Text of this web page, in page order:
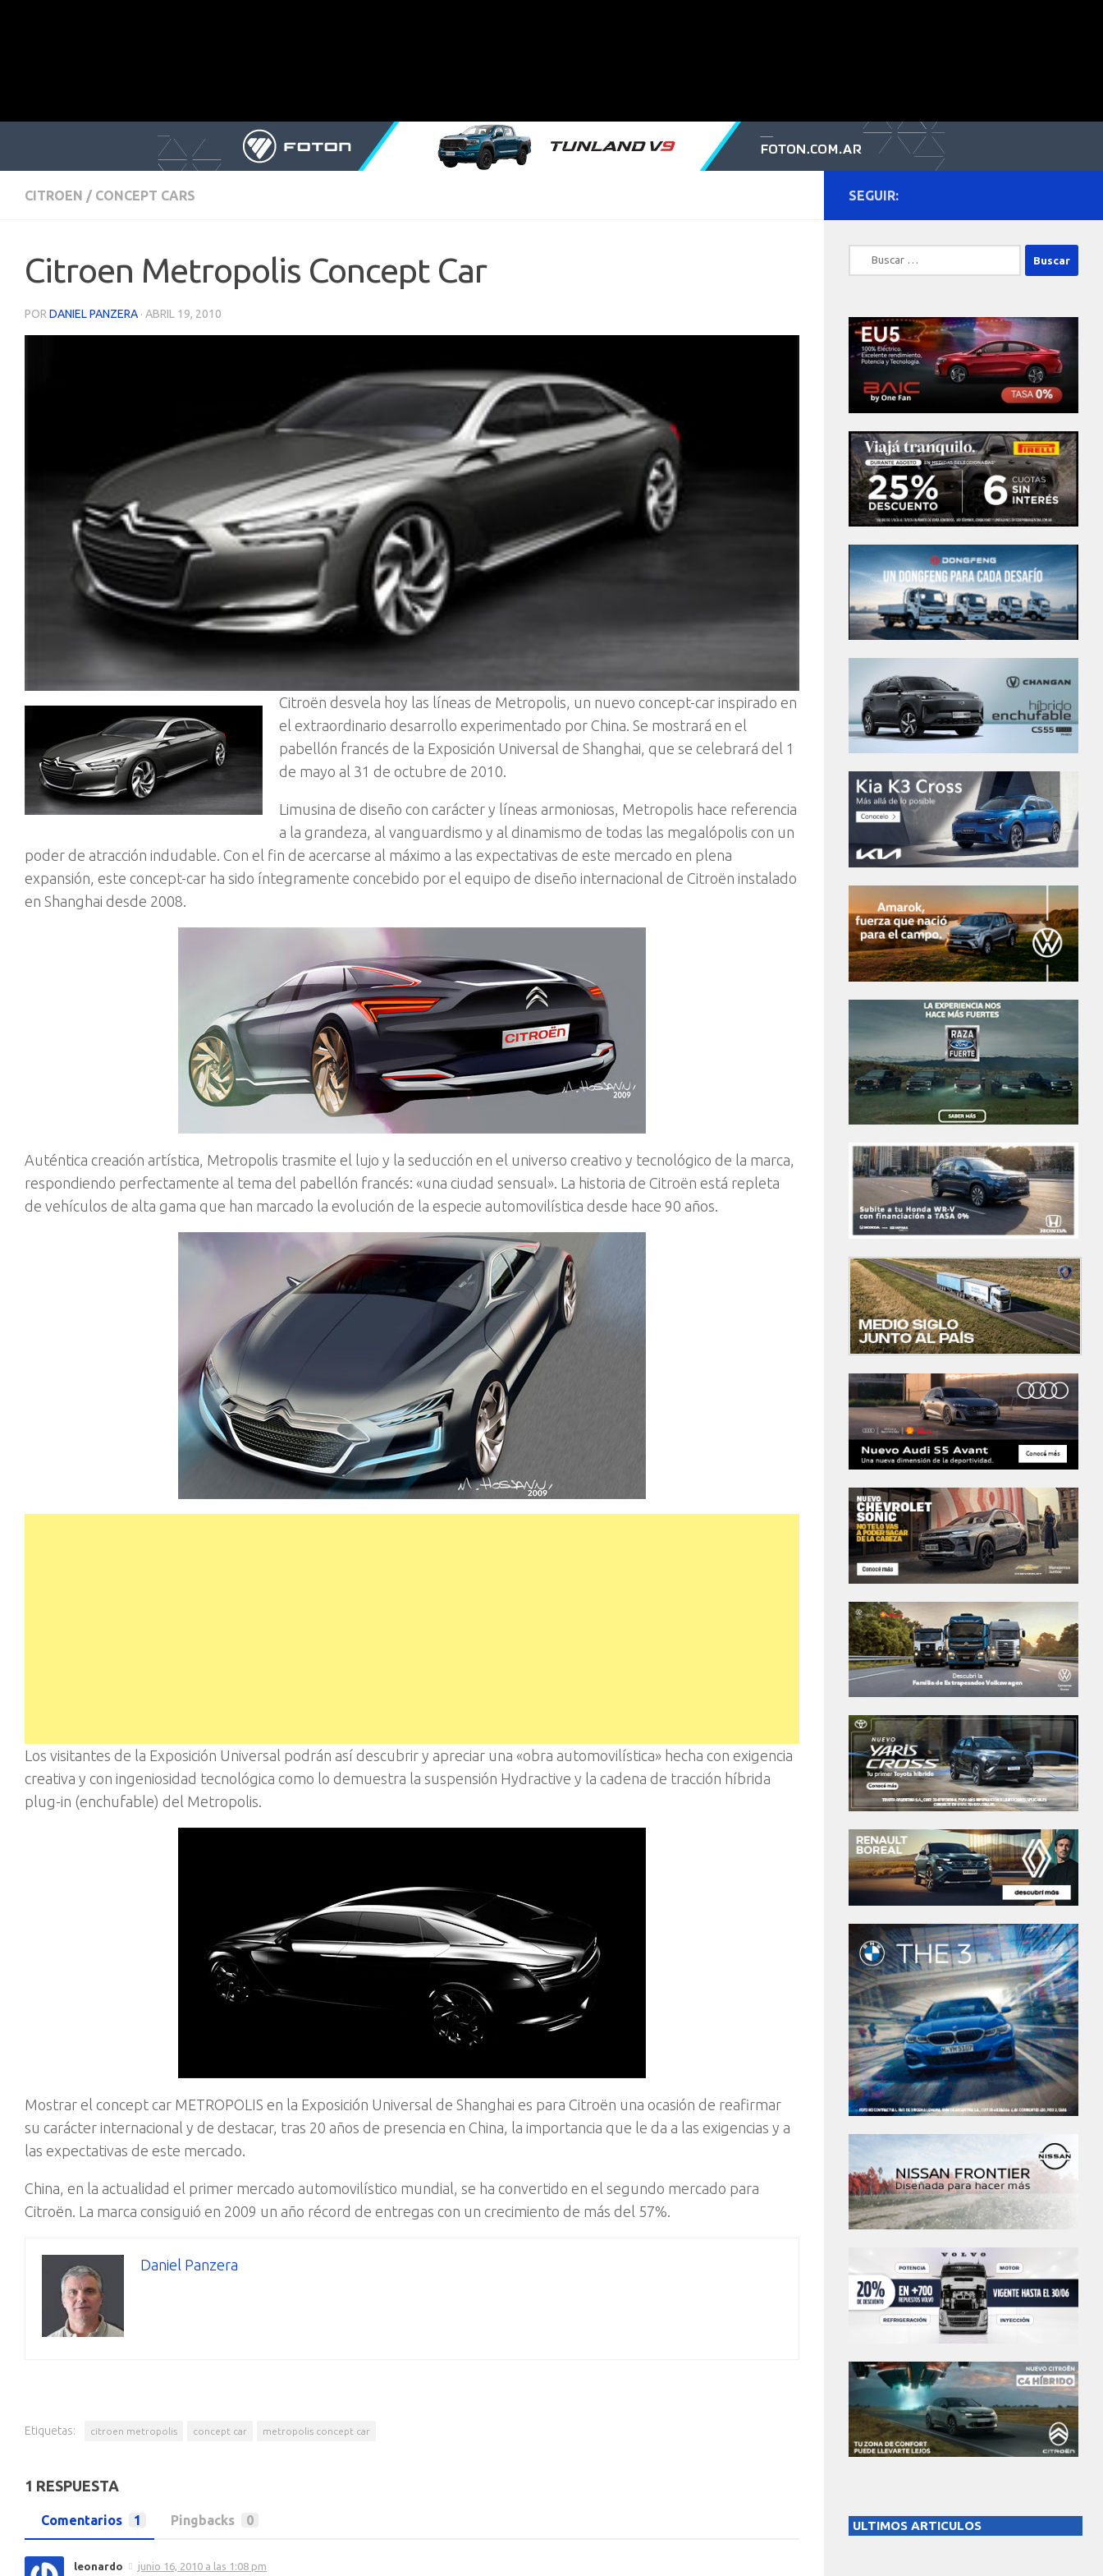
CITROEN / CONCEPT CARS
Citroen Metropolis Concept Car
POR DANIEL PANZERA · ABRIL 19, 2010
Citroën desvela hoy las líneas de Metropolis, un nuevo concept-car inspirado en
el extraordinario desarrollo experimentado por China. Se mostrará en el
pabellón francés de la Exposición Universal de Shanghai, que se celebrará del 1
de mayo al 31 de octubre de 2010.
Limusina de diseño con carácter y líneas armoniosas, Metropolis hace referencia
a la grandeza, al vanguardismo y al dinamismo de todas las megalópolis con un
poder de atracción indudable. Con el fin de acercarse al máximo a las expectativas de este mercado en plena
expansión, este concept-car ha sido íntegramente concebido por el equipo de diseño internacional de Citroën instalado
en Shanghai desde 2008.
Auténtica creación artística, Metropolis trasmite el lujo y la seducción en el universo creativo y tecnológico de la marca,
respondiendo perfectamente al tema del pabellón francés: «una ciudad sensual». La historia de Citroën está repleta
de vehículos de alta gama que han marcado la evolución de la especie automovilística desde hace 90 años.
Los visitantes de la Exposición Universal podrán así descubrir y apreciar una «obra automovilística» hecha con exigencia
creativa y con ingeniosidad tecnológica como lo demuestra la suspensión Hydractive y la cadena de tracción híbrida
plug-in (enchufable) del Metropolis.
Mostrar el concept car METROPOLIS en la Exposición Universal de Shanghai es para Citroën una ocasión de reafirmar
su carácter internacional y de destacar, tras 20 años de presencia en China, la importancia que le da a las exigencias y a
las expectativas de este mercado.
China, en la actualidad el primer mercado automovilístico mundial, se ha convertido en el segundo mercado para
Citroën. La marca consiguió en 2009 un año récord de entregas con un crecimiento de más del 57%.
Daniel Panzera
Etiquetas: citroen metropolis concept car metropolis concept car
1 RESPUESTA
Comentarios 1 Pingbacks 0
leonardo junio 16, 2010 a las 1:08 pm
SEGUIR:
Buscar:
ULTIMOS ARTICULOS